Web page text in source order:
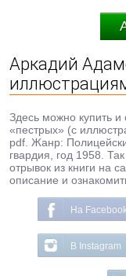
Аркадий
Здесь можно купить
«пестрых» (с
pdf. Жанр:
гвардия, год 1958.
отрывок из книги на
описание и
На
В Instagram